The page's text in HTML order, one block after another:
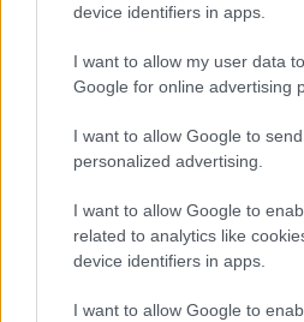
device identifiers in apps.
I want to allow my user data
Google for online advertising
I want to allow Google to
personalized advertising.
I want to allow Google to
related to analytics like
device identifiers in apps.
I want to allow Google to
Continua a leggere